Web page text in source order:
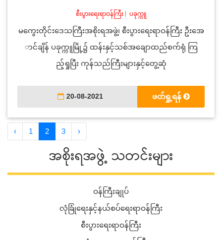
စီးပွားရေးရာဝန်ကြီး| ပခုက္ကူ
မကွေးတိုင်းဒေသကြီးအစိုးရအဖွဲ့၊ စီးပွားရေးရာဝန်ကြီး ဦးအေ
ာင်ချိန် ပခုက္ကူမြို့၌ ထန်းနှင့်သစ်အချောထည်စက်ရုံ ကြ
ည့်ရှုပြီး ကုန်သည်ကြီးများနှင့်တွေ့ဆုံ
20-08-2021 ဖတ်ရှု့ရန်
‹ 1 2 3 ›
အစိုးရအဖွဲ့ သတင်းများ
ဝန်ကြီးချုပ်
လုံခြုံရေးနှင့်နယ်စပ်ရေးရာဝန်ကြီး
စီးပွားရေးရာဝန်ကြီး